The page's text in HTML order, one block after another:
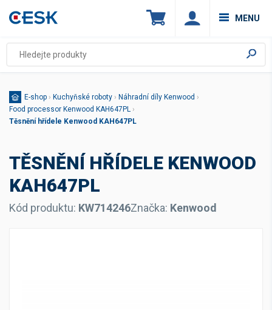
MENU
E-shop › Kuchyňské roboty › Náhradní díly Kenwood ›
Food processor Kenwood KAH647PL ›
Těsnění hřídele Kenwood KAH647PL
TĚSNĚNÍ HŘÍDELE KENWOOD
KAH647PL
Kód produktu: KW714246Značka: Kenwood